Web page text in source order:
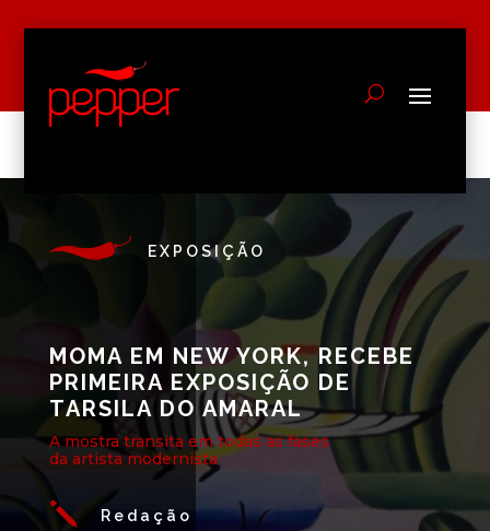
EXPOSIÇÃO
MOMA EM NEW YORK, RECEBE
PRIMEIRA EXPOSIÇÃO DE
TARSILA DO AMARAL
A mostra transita em todas as fases
da artista modernista
j Redação